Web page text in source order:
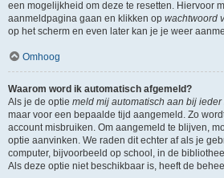
een mogelijkheid om deze te resetten. Hiervoor
aanmeldpagina gaan en klikken op wachtwoord
op het scherm en even later kan je je weer
Omhoog
Waarom word ik automatisch afgemeld?
Als je de optie meld mij automatisch aan bij ieder
maar voor een bepaalde tijd aangemeld. Zo
account misbruiken. Om aangemeld te blijven,
optie aanvinken. We raden dit echter af als je
computer, bijvoorbeeld op school, in de
Als deze optie niet beschikbaar is, heeft de